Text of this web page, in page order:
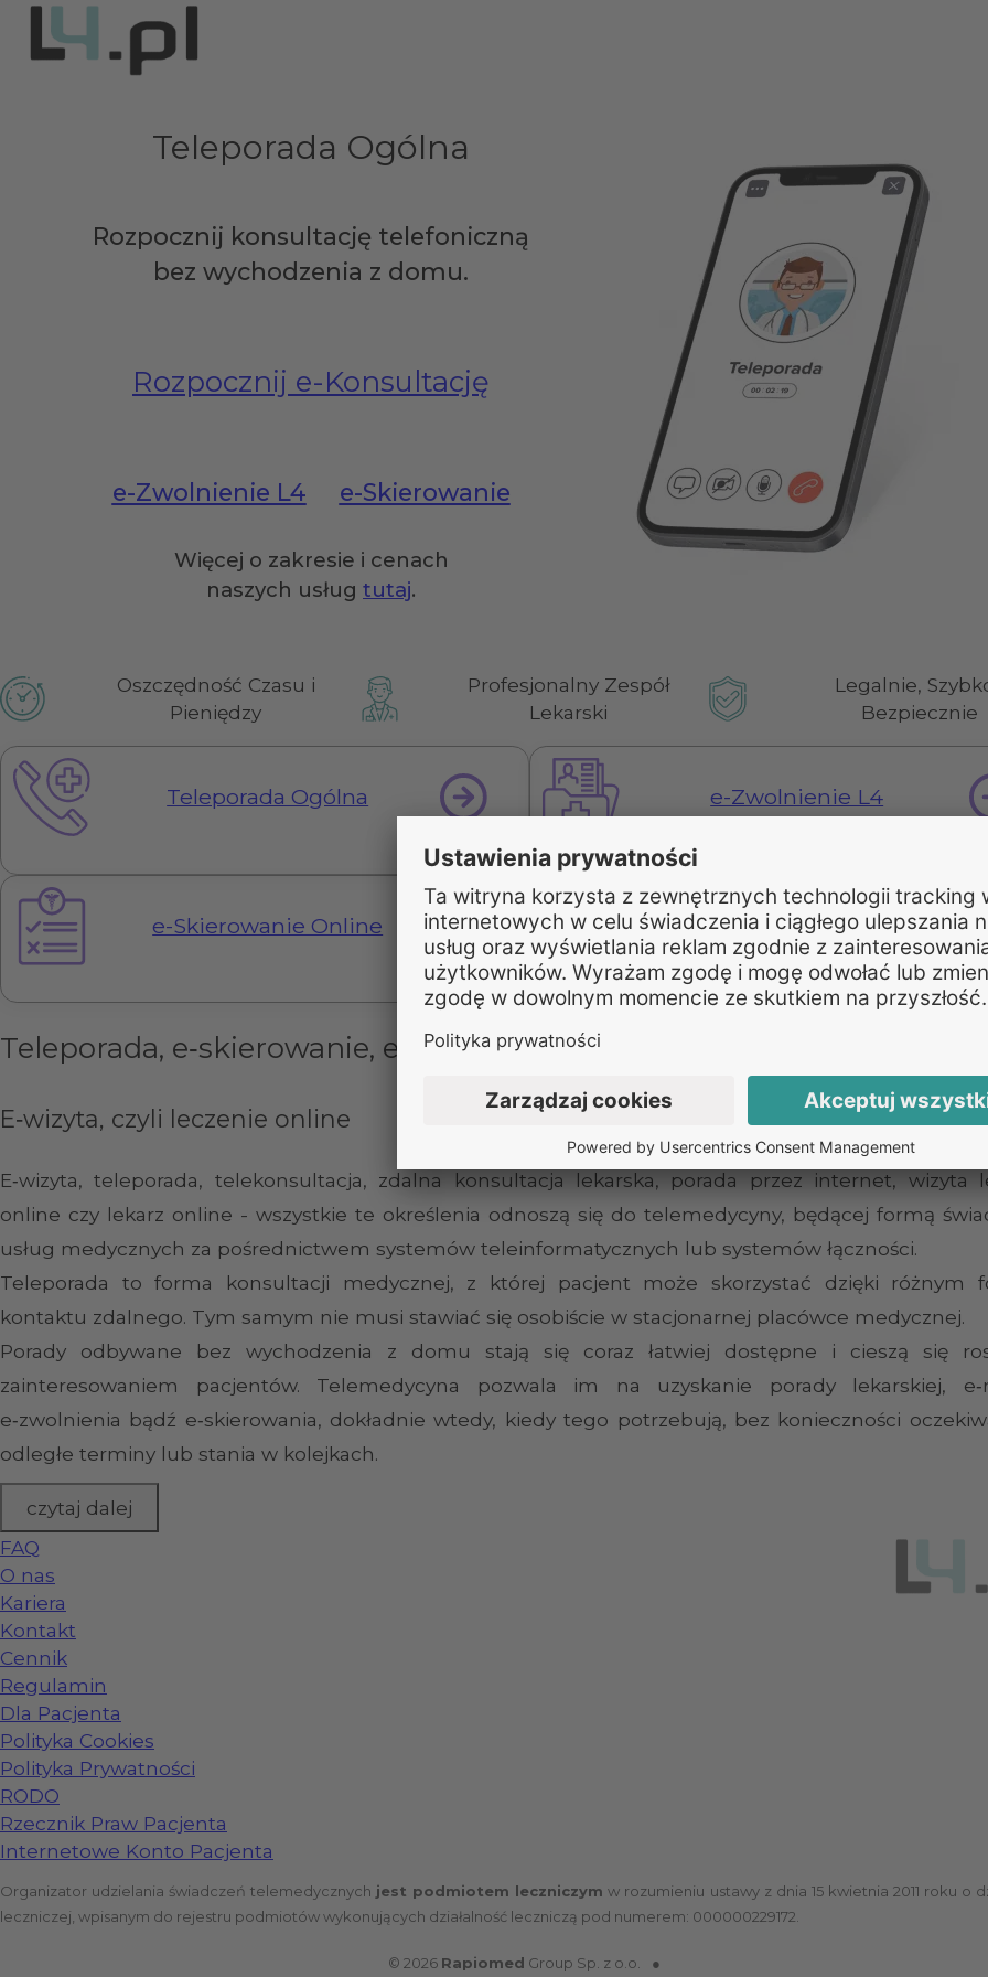
Teleporada Ogólna
Rozpocznij konsultację telefoniczną
bez wychodzenia z domu.
Rozpocznij e-Konsultację
e-Zwolnienie L4 e-Skierowanie
Więcej o zakresie i cenach
naszych usług tutaj.
Oszczędność Czasu i
Pieniędzy
Profesjonalny Zespół
Lekarski
Legalnie,
Bezpiecznie
Teleporada Ogólna e-Zwolnienie L4
e-Skierowanie Online
Teleporada, e‑skierowanie, e‑zwolnienie w jednym miejscu | L4.pl
E‑wizyta, czyli leczenie online
E‑wizyta, teleporada, telekonsultacja, zdalna konsultacja lekarska, porada przez internet, wizyta
online czy lekarz online - wszystkie te określenia odnoszą się do telemedycyny, będącej formą
usług medycznych za pośrednictwem systemów teleinformatycznych lub systemów łączności.
Teleporada to forma konsultacji medycznej, z której pacjent może skorzystać dzięki różnym
kontaktu zdalnego. Tym samym nie musi stawiać się osobiście w stacjonarnej placówce medycznej.
Porady odbywane bez wychodzenia z domu stają się coraz łatwiej dostępne i cieszą się
zainteresowaniem pacjentów. Telemedycyna pozwala im na uzyskanie porady lekarskiej,
e‑zwolnienia bądź e‑skierowania, dokładnie wtedy, kiedy tego potrzebują, bez konieczności
odległe terminy lub stania w kolejkach.
czytaj dalej
FAQ
O nas
Kariera
Kontakt
Cennik
Regulamin
Dla Pacjenta
Polityka Cookies
Polityka Prywatności
RODO
Rzecznik Praw Pacjenta
Internetowe Konto Pacjenta
Organizator udzielania świadczeń telemedycznych jest podmiotem leczniczym w rozumieniu ustawy z dnia 15 kwietnia 2011 roku o
leczniczej, wpisanym do rejestru podmiotów wykonujących działalność leczniczą pod numerem: 000000229172.
© 2026 Rapiomed Group Sp. z o.o. ●